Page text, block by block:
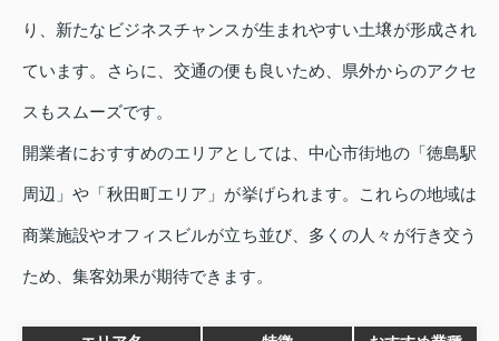
り、新たなビジネスチャンスが生まれやすい土壌が形成され
ています。さらに、交通の便も良いため、県外からのアクセ
スもスムーズです。
開業者におすすめのエリアとしては、中心市街地の「徳島駅
周辺」や「秋田町エリア」が挙げられます。これらの地域は
商業施設やオフィスビルが立ち並び、多くの人々が行き交う
ため、集客効果が期待できます。